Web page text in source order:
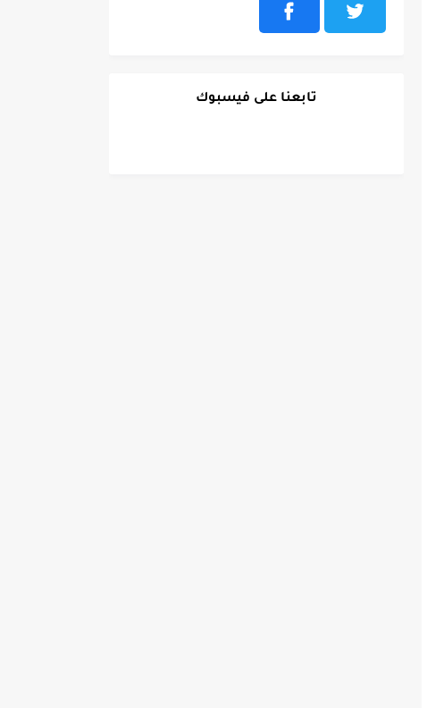
تابعنا على فيسبوك